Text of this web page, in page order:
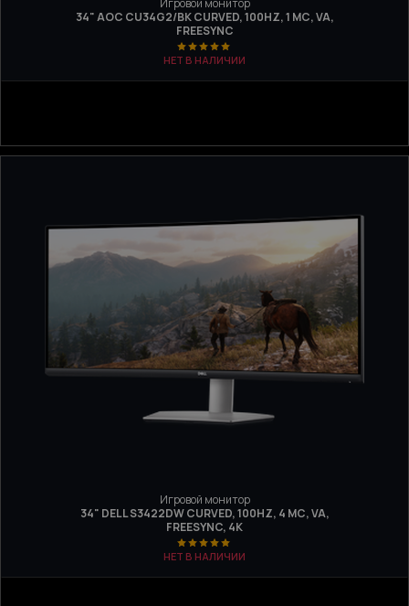
Игровой монитор
34" AOC CU34G2/BK CURVED, 100HZ, 1 МС, VA,
FREESYNC
НЕТ В НАЛИЧИИ
Игровой монитор
34" DELL S3422DW CURVED, 100HZ, 4 МС, VA,
FREESYNC, 4K
НЕТ В НАЛИЧИИ